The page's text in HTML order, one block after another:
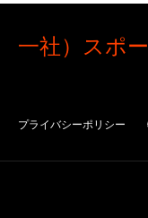
一社）スポ
プライバシーポリシー